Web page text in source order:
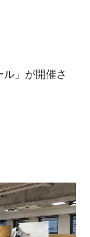
」が開催さ